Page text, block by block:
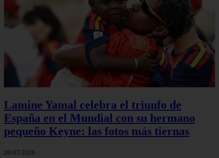
Lamine Yamal celebra el triunfo de
España en el Mundial con su hermano
pequeño Keyne: las fotos más tiernas
20/07/2026